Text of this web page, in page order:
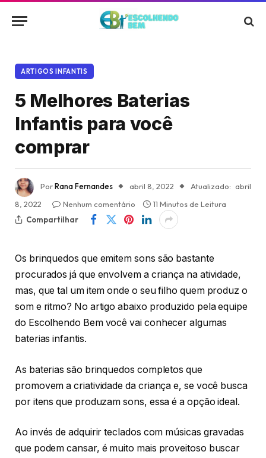
ARTIGOS INFANTIS
5 Melhores Baterias
Infantis para você
comprar
PorRana Fernandes abril 8, 2022 Atualizado: abril
8, 2022
Nenhum comentário
11 Minutos de Leitura
Compartilhar
Os brinquedos que emitem sons são bastante
procurados já que envolvem a criança na atividade,
mas, que tal um item onde o seu filho quem produz o
som e ritmo? No artigo abaixo produzido pela equipe
do Escolhendo Bem você vai conhecer algumas
baterias infantis.
As baterias são brinquedos completos que
promovem a criatividade da criança e, se você busca
por itens que produzam sons, essa é a opção ideal.
Ao invés de adquirir teclados com músicas gravadas
que podem cansar, é muito mais proveitoso buscar